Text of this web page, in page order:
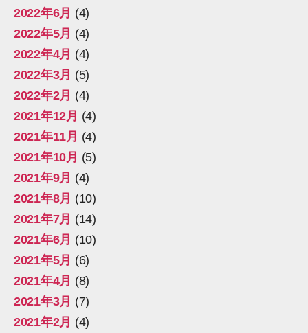
2022年6月 (4)
2022年5月 (4)
2022年4月 (4)
2022年3月 (5)
2022年2月 (4)
2021年12月 (4)
2021年11月 (4)
2021年10月 (5)
2021年9月 (4)
2021年8月 (10)
2021年7月 (14)
2021年6月 (10)
2021年5月 (6)
2021年4月 (8)
2021年3月 (7)
2021年2月 (4)